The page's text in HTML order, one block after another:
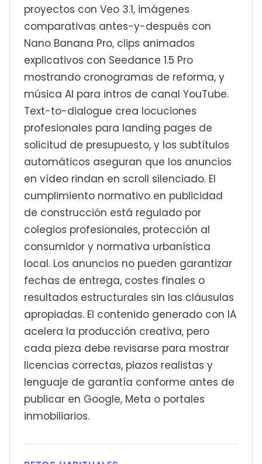
proyectos con Veo 3.1, imágenes
comparativas antes-y-después con
Nano Banana Pro, clips animados
explicativos con Seedance 1.5 Pro
mostrando cronogramas de reforma, y
música AI para intros de canal YouTube.
Text-to-dialogue crea locuciones
profesionales para landing pages de
solicitud de presupuesto, y los subtítulos
automáticos aseguran que los anuncios
en vídeo rindan en scroll silenciado. El
cumplimiento normativo en publicidad
de construcción está regulado por
colegios profesionales, protección al
consumidor y normativa urbanística
local. Los anuncios no pueden garantizar
fechas de entrega, costes finales o
resultados estructurales sin las cláusulas
apropiadas. El contenido generado con IA
acelera la producción creativa, pero
cada pieza debe revisarse para mostrar
licencias correctas, plazos realistas y
lenguaje de garantía conforme antes de
publicar en Google, Meta o portales
inmobiliarios.